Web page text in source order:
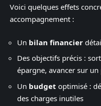
Voici quelques effets
accompagnement :
Un bilan financier
Des objectifs précis :
épargne, avancer sur
Un budget optimisé :
des charges inutiles